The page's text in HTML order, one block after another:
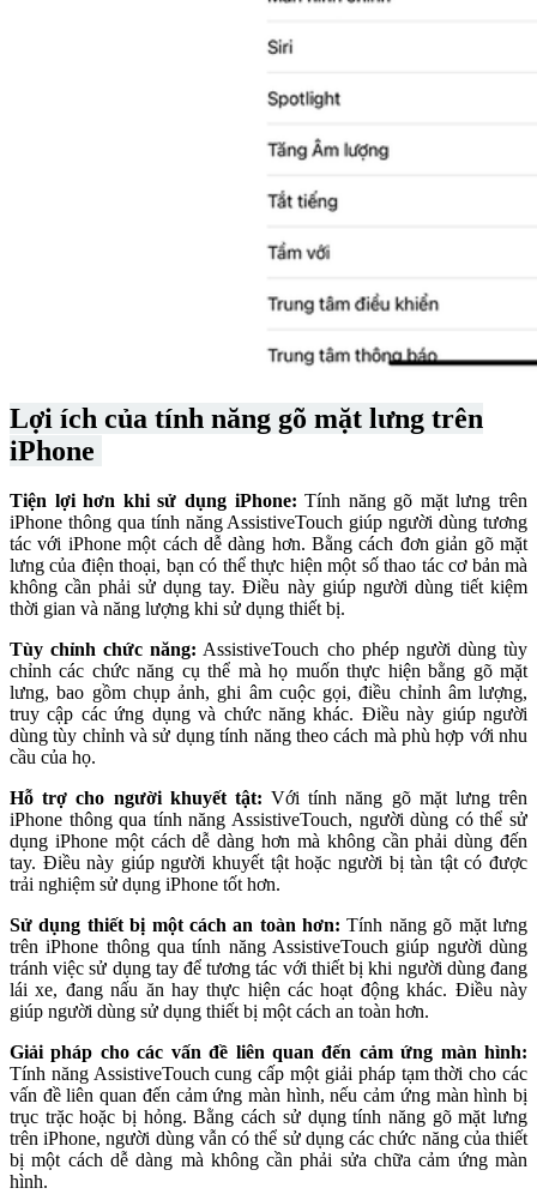
Lợi ích của tính năng gõ mặt lưng trên
iPhone
Tiện lợi hơn khi sử dụng iPhone: Tính năng gõ mặt lưng trên
iPhone thông qua tính năng AssistiveTouch giúp người dùng tương
tác với iPhone một cách dễ dàng hơn. Bằng cách đơn giản gõ mặt
lưng của điện thoại, bạn có thể thực hiện một số thao tác cơ bản mà
không cần phải sử dụng tay. Điều này giúp người dùng tiết kiệm
thời gian và năng lượng khi sử dụng thiết bị.
Tùy chỉnh chức năng: AssistiveTouch cho phép người dùng tùy
chỉnh các chức năng cụ thể mà họ muốn thực hiện bằng gõ mặt
lưng, bao gồm chụp ảnh, ghi âm cuộc gọi, điều chỉnh âm lượng,
truy cập các ứng dụng và chức năng khác. Điều này giúp người
dùng tùy chỉnh và sử dụng tính năng theo cách mà phù hợp với nhu
cầu của họ.
Hỗ trợ cho người khuyết tật: Với tính năng gõ mặt lưng trên
iPhone thông qua tính năng AssistiveTouch, người dùng có thể sử
dụng iPhone một cách dễ dàng hơn mà không cần phải dùng đến
tay. Điều này giúp người khuyết tật hoặc người bị tàn tật có được
trải nghiệm sử dụng iPhone tốt hơn.
Sử dụng thiết bị một cách an toàn hơn:Tính năng gõ mặt lưng
trên iPhone thông qua tính năng AssistiveTouch giúp người dùng
tránh việc sử dụng tay để tương tác với thiết bị khi người dùng đang
lái xe, đang nấu ăn hay thực hiện các hoạt động khác. Điều này
giúp người dùng sử dụng thiết bị một cách an toàn hơn.
Giải pháp cho các vấn đề liên quan đến cảm ứng màn hình:
Tính năng AssistiveTouch cung cấp một giải pháp tạm thời cho các
vấn đề liên quan đến cảm ứng màn hình, nếu cảm ứng màn hình bị
trục trặc hoặc bị hỏng. Bằng cách sử dụng tính năng gõ mặt lưng
trên iPhone, người dùng vẫn có thể sử dụng các chức năng của thiết
bị một cách dễ dàng mà không cần phải sửa chữa cảm ứng màn
hình.